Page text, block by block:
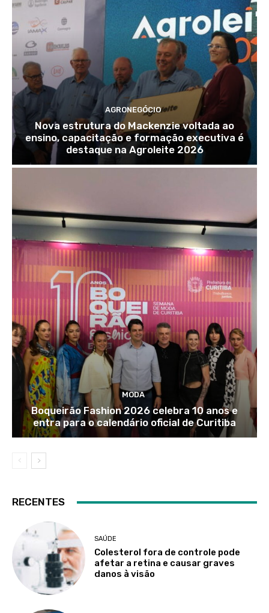
AGRONEGÓCIO
Nova estrutura do Mackenzie voltada ao
ensino, capacitação e formação executiva é
destaque na Agroleite 2026
MODA
Boqueirão Fashion 2026 celebra 10 anos e
entra para o calendário oficial de Curitiba
RECENTES
SAÚDE
Colesterol fora de controle pode
afetar a retina e causar graves
danos à visão